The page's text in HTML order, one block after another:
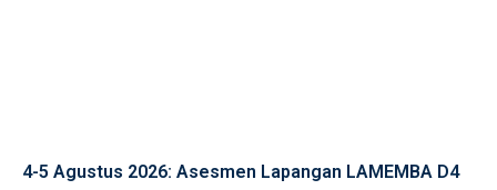
4-5 Agustus 2026: Asesmen Lapangan LAMEMBA D4